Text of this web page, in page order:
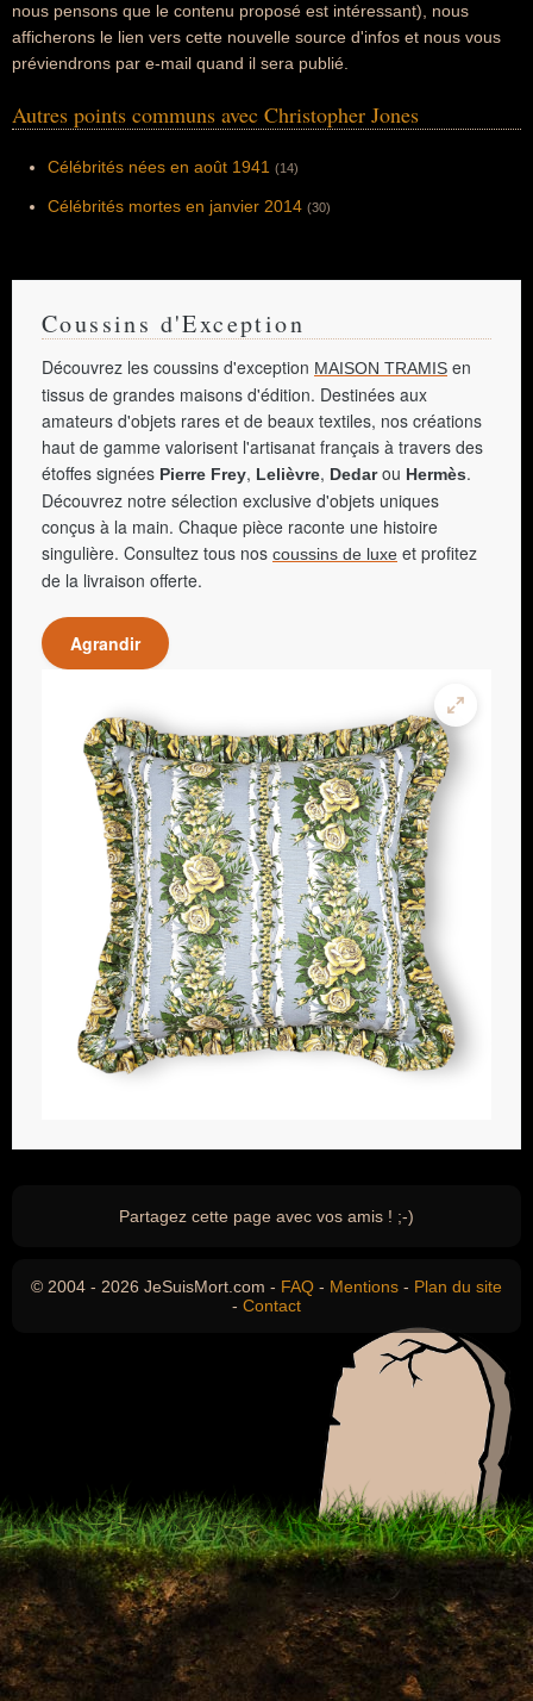
nous pensons que le contenu proposé est intéressant), nous
afficherons le lien vers cette nouvelle source d'infos et nous vous
préviendrons par e-mail quand il sera publié.
Autres points communs avec Christopher Jones
Célébrités nées en août 1941 (14)
Célébrités mortes en janvier 2014 (30)
Coussins d'Exception
Découvrez les coussins d'exception MAISON TRAMIS en
tissus de grandes maisons d'édition. Destinées aux
amateurs d'objets rares et de beaux textiles, nos créations
haut de gamme valorisent l'artisanat français à travers des
étoffes signées Pierre Frey, Lelièvre, Dedarou Hermès.
Découvrez notre sélection exclusive d'objets uniques
conçus à la main. Chaque pièce raconte une histoire
singulière. Consultez tous nos coussins de luxe et profitez
de la livraison offerte.
Agrandir
Partagez cette page avec vos amis ! ;-)
© 2004 - 2026 JeSuisMort.com - FAQ - Mentions - Plan du site
- Contact